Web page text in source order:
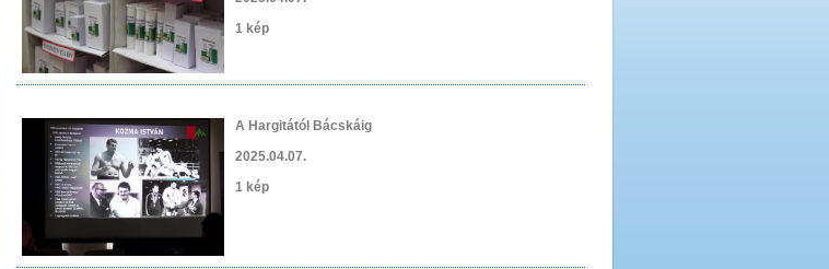
1 kép
A Hargitától Bácskáig
2025.04.07.
1 kép